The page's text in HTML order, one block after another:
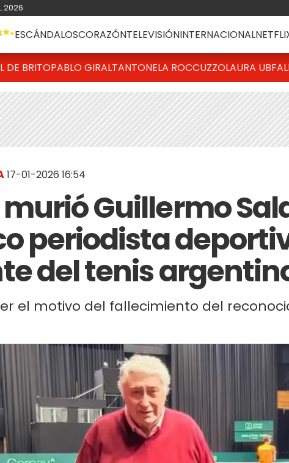
2026
ESCÁNDALOSCORAZÓNTELEVISIÓNINTERNACIONAL
DE BRITOPABLO GIRALTANTONELA ROCCUZZOLAURA UBFAL
17-01-2026 16:54
murió Guillermo
periodista
del tenis
el motivo del fallecimiento del